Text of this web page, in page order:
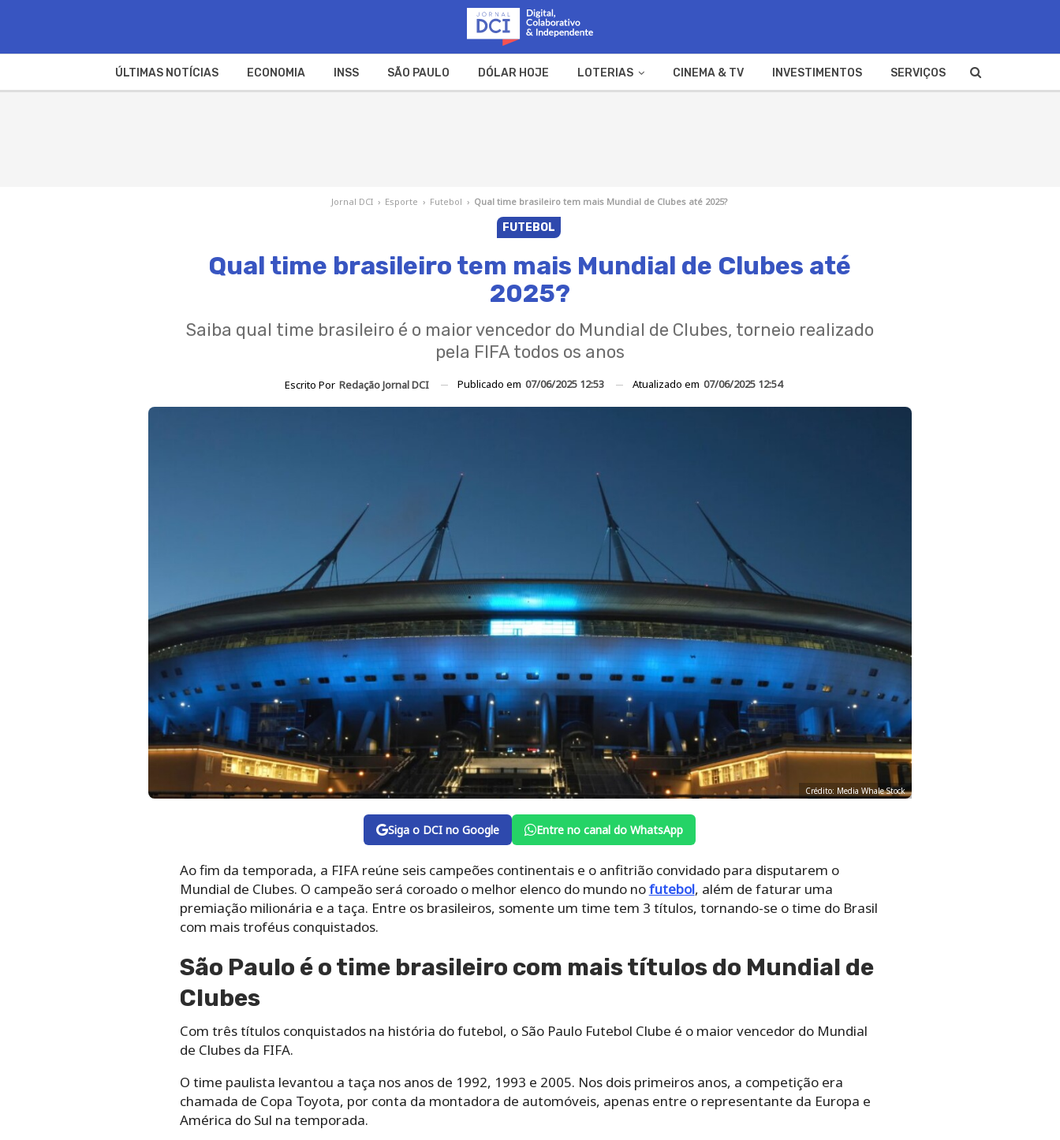
ÚLTIMAS NOTÍCIAS ECONOMIA INSS SÃO PAULO DÓLAR HOJE LOTERIAS CINEMA & TV INVESTIMENTOS SERVIÇOS
Jornal DCI › Esporte › Futebol › Qual time brasileiro tem mais Mundial de Clubes até 2025?
FUTEBOL
Qual time brasileiro tem mais Mundial de Clubes até
2025?
Saiba qual time brasileiro é o maior vencedor do Mundial de Clubes, torneio realizado
pela FIFA todos os anos
Escrito Por Redação Jornal DCI Publicado em 07/06/2025 12:53 Atualizado em 07/06/2025 12:54
Crédito: Media Whale Stock
Siga o DCI no Google Entre no canal do WhatsApp
Ao fim da temporada, a FIFA reúne seis campeões continentais e o anfitrião convidado para disputarem o
Mundial de Clubes. O campeão será coroado o melhor elenco do mundo nofutebol, além de faturar uma
premiação milionária e a taça. Entre os brasileiros, somente um time tem 3 títulos, tornando-se o time do Brasil
com mais troféus conquistados.
São Paulo é o time brasileiro com mais títulos do Mundial de
Clubes
Com três títulos conquistados na história do futebol, o São Paulo Futebol Clube é o maior vencedor do Mundial
de Clubes da FIFA.
O time paulista levantou a taça nos anos de 1992, 1993 e 2005. Nos dois primeiros anos, a competição era
chamada de Copa Toyota, por conta da montadora de automóveis, apenas entre o representante da Europa e
América do Sul na temporada.